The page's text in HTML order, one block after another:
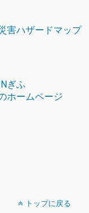
害ハザードマップ
ぎふ
ホームページ
トップに戻る